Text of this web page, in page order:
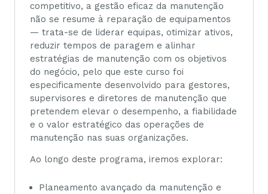
competitivo, a gestão eficaz da manutenção
não se resume à reparação de equipamentos
— trata-se de liderar equipas, otimizar ativos,
reduzir tempos de paragem e alinhar
estratégias de manutenção com os objetivos
do negócio, pelo que este curso foi
especificamente desenvolvido para gestores,
supervisores e diretores de manutenção que
pretendem elevar o desempenho, a fiabilidade
e o valor estratégico das operações de
manutenção nas suas organizações.
Ao longo deste programa, iremos explorar:
Planeamento avançado da manutenção e